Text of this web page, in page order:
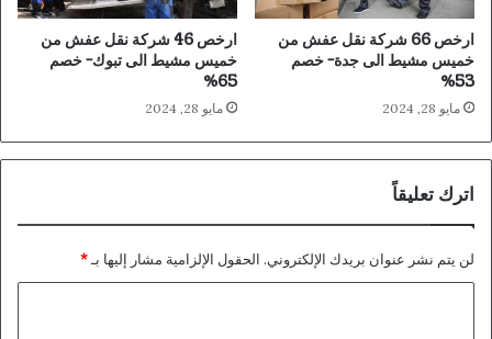
ارخص 66 شركة نقل عفش من
خميس مشيط الى جدة- خصم
53%
مايو 28, 2024
ارخص 46 شركة نقل عفش من
خميس مشيط الى تبوك- خصم
65%
مايو 28, 2024
اترك تعليقاً
لن يتم نشر عنوان بريدك الإلكتروني. الحقول الإلزامية مشار إليها بـ*